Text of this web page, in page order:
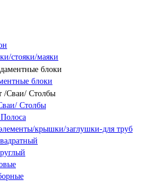
стояки/маяки
блоки
Столбы
крышки/заглушки-для труб